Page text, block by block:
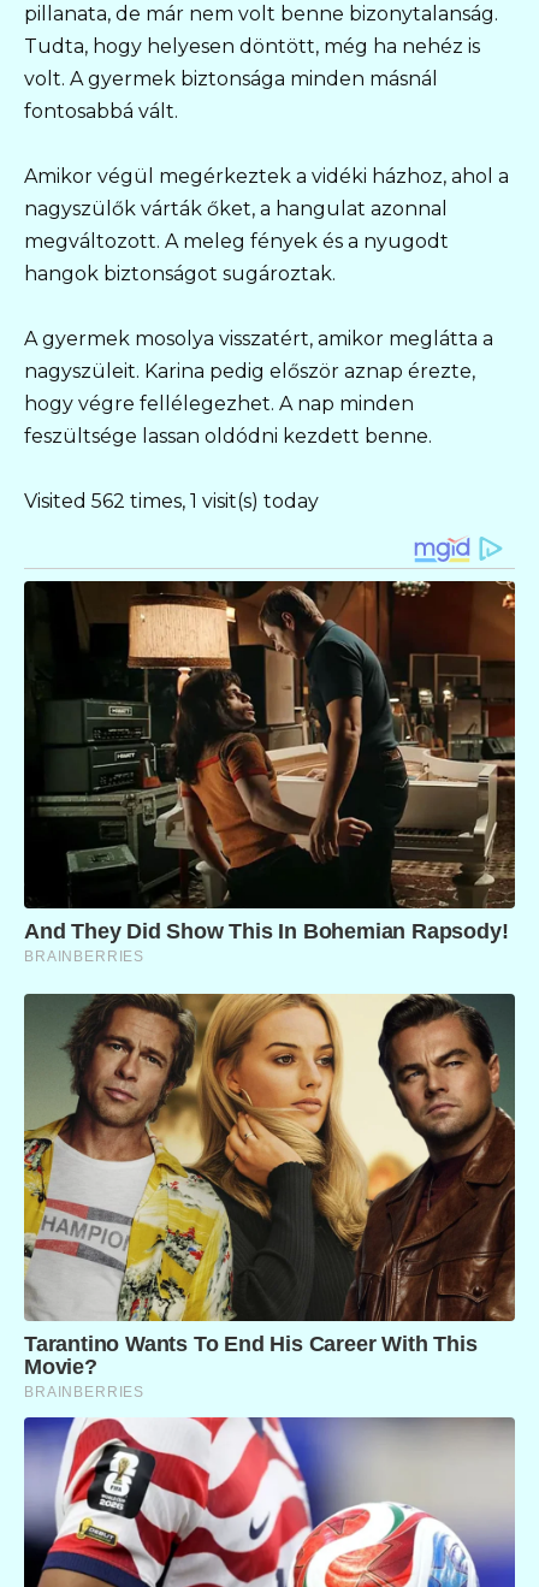
pillanata, de már nem volt benne bizonytalanság.
Tudta, hogy helyesen döntött, még ha nehéz is
volt. A gyermek biztonsága minden másnál
fontosabbá vált.
Amikor végül megérkeztek a vidéki házhoz, ahol a
nagyszülők várták őket, a hangulat azonnal
megváltozott. A meleg fények és a nyugodt
hangok biztonságot sugároztak.
A gyermek mosolya visszatért, amikor meglátta a
nagyszüleit. Karina pedig először aznap érezte,
hogy végre fellélegezhet. A nap minden
feszültsége lassan oldódni kezdett benne.
Visited 562 times, 1 visit(s) today